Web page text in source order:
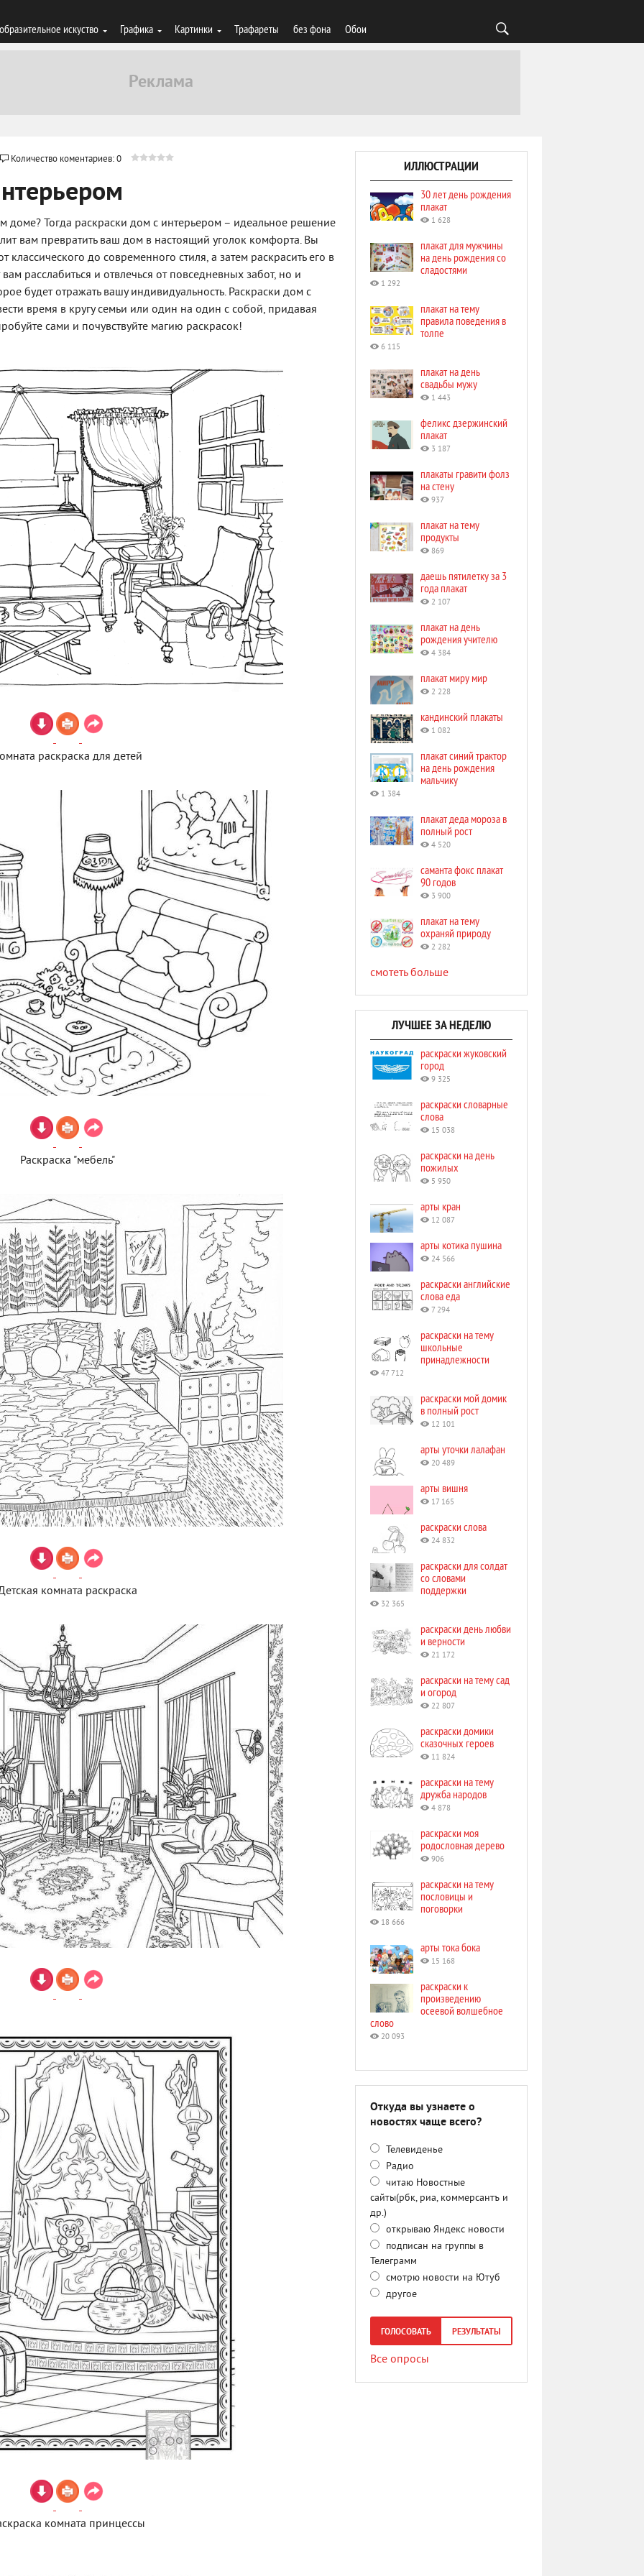
искуство Графика Картинки Трафареты без фона Обои
Количество коментариев: 0
доме? Тогда раскраски дом с интерьером – идеальное решение
вам превратить ваш дом в настоящий уголок комфорта. Вы
до современного стиля, а затем раскрасить его в
расслабиться и отвлечься от повседневных забот, но и
будет отражать вашу индивидуальность. Раскраски дом с
время в кругу семьи или один на один с собой, придавая
сами и почувствуйте магию раскрасок!
раскраска для детей
Раскраска "мебель"
комната раскраска
комната принцессы
ИЛЛЮСТРАЦИИ
30 лет день рождения
плакат
1 628
плакат для мужчины
на день рождения со
сладостями
1 292
плакат на тему
правила поведения в
толпе
6 115
плакат на день
свадьбы мужу
1 443
феликс дзержинский
плакат
3 187
плакаты гравити фолз
на стену
937
плакат на тему
продукты
869
даешь пятилетку за 3
года плакат
2 107
плакат на день
рождения учителю
4 384
плакат миру мир
2 228
кандинский плакаты
1 082
плакат синий трактор
на день рождения
мальчику
1 384
плакат деда мороза в
полный рост
4 520
саманта фокс плакат
90 годов
3 900
плакат на тему
охраняй природу
2 282
смотеть больше
ЛУЧШЕЕ ЗА НЕДЕЛЮ
раскраски жуковский
город
9 325
раскраски словарные
слова
15 038
раскраски на день
пожилых
5 950
арты кран
12 087
арты котика пушина
24 566
раскраски английские
слова еда
7 294
раскраски на тему
школьные
принадлежности
47 712
раскраски мой домик
в полный рост
12 101
арты уточки лалафан
20 489
арты вишня
17 165
раскраски слова
24 832
раскраски для солдат
со словами
поддержки
32 365
раскраски день любви
и верности
21 172
раскраски на тему сад
и огород
22 807
раскраски домики
сказочных героев
11 824
раскраски на тему
дружба народов
4 878
раскраски моя
родословная дерево
906
раскраски на тему
пословицы и
поговорки
18 666
арты тока бока
15 168
раскраски к
произведению
осеевой волшебное
слово
20 093
Откуда вы узнаете о
новостях чаще всего?
Телевиденье
Радио
читаю Новостные
сайты(рбк, риа, коммерсантъ и
др.)
открываю Яндекс новости
подписан на группы в
Телеграмм
смотрю новости на Ютуб
другое
ГОЛОСОВАТЬ РЕЗУЛЬТАТЫ
Все опросы